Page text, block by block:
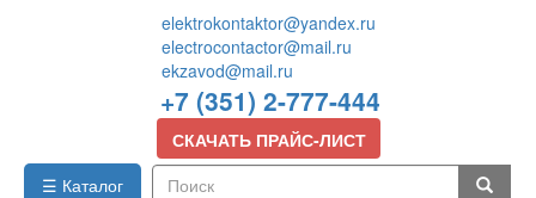
elektrokontaktor@yandex.ru
electrocontactor@mail.ru
ekzavod@mail.ru
+7 (351) 2-777-444
СКАЧАТЬ ПРАЙС-ЛИСТ
☰ Каталог